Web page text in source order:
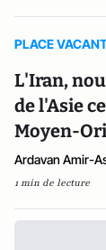
PLACE
L'Iran,
de l'Asie
Moyen-
Ardavan Amir-
1 min de lecture